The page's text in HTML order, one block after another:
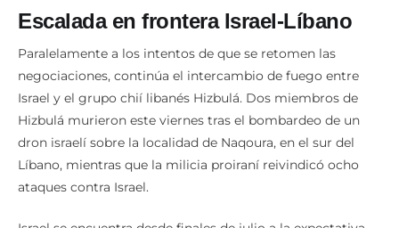
Escalada en frontera Israel-Líbano
Paralelamente a los intentos de que se retomen las
negociaciones, continúa el intercambio de fuego entre
Israel y el grupo chií libanés Hizbulá. Dos miembros de
Hizbulá murieron este viernes tras el bombardeo de un
dron israelí sobre la localidad de Naqoura, en el sur del
Líbano, mientras que la milicia proiraní reivindicó ocho
ataques contra Israel.